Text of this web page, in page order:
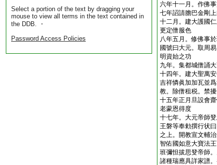
Select a portion of the text by dragging your
mouse to view all terms in the text contained in
the DDB. ・
Password Access Policies
六年十一月。作佛
七年詔請膽巴金剛
十二月。建大護國
更定僧服色
八年五月。修佛事
國號曰大元。取周
明資始之功
九年。集都城僧誦
十四年。建大聖萬
吉祥憐眞加加瓦並
教。除僧租税。禁
十五年正月旦設會
老蒙恩得度
十七年。大元帝師
王磐等奉勅撰行状
之上。開教宣文輔
智佑國如意大寶法
班彌怛拔思癹帝師
諸種瑞應具詳家譜